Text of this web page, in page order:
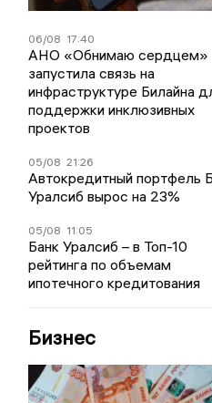
06/08 17:40
АНО «Обнимаю сердцем»
запустила связь на
инфраструктуре Билайна
поддержки инклюзивных
проектов
05/08 21:26
Автокредитный портфель
Уралсиб вырос на 23%
05/08 11:05
Банк Уралсиб – в Топ-10
рейтинга по объемам
ипотечного кредитования
Бизнес